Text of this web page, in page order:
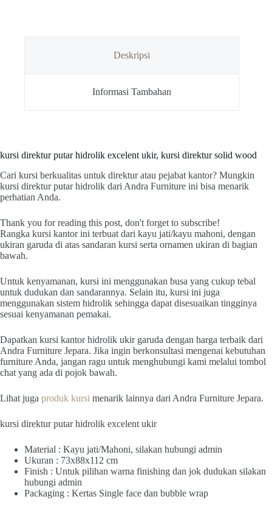
Deskripsi
Informasi Tambahan
kursi direktur putar hidrolik excelent ukir, kursi direktur solid wood
Cari kursi berkualitas untuk direktur atau pejabat kantor? Mungkin
kursi direktur putar hidrolik dari Andra Furniture ini bisa menarik
perhatian Anda.
Thank you for reading this post, don't forget to subscribe!
Rangka kursi kantor ini terbuat dari kayu jati/kayu mahoni, dengan
ukiran garuda di atas sandaran kursi serta ornamen ukiran di bagian
bawah.
Untuk kenyamanan, kursi ini menggunakan busa yang cukup tebal
untuk dudukan dan sandarannya. Selain itu, kursi ini juga
menggunakan sistem hidrolik sehingga dapat disesuaikan tingginya
sesuai kenyamanan pemakai.
Dapatkan kursi kantor hidrolik ukir garuda dengan harga terbaik dari
Andra Furniture Jepara. Jika ingin berkonsultasi mengenai kebutuhan
furniture Anda, jangan ragu untuk menghubungi kami melalui tombol
chat yang ada di pojok bawah.
Lihat juga produk kursi menarik lainnya dari Andra Furniture Jepara.
kursi direktur putar hidrolik excelent ukir
Material : Kayu jati/Mahoni, silakan hubungi admin
Ukuran : 73x88x112 cm
Finish : Untuk pilihan warna finishing dan jok dudukan silakan
hubungi admin
Packaging : Kertas Single face dan bubble wrap